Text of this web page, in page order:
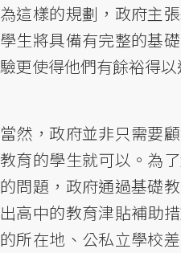
為這樣的規劃，政府主
學生將具備有完整的基
驗更使得他們有餘裕得以
當然，政府並非只需要
教育的學生就可以。為
的問題，政府通過基礎
出高中的教育津貼補助
的所在地、公私立學校